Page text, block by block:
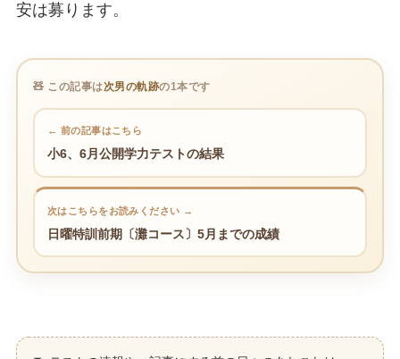
安は募ります。
🧸 この記事は次男の軌跡の1本です
← 前の記事はこちら
小6、6月公開学力テストの結果
次はこちらをお読みください →
日曜特訓前期〔灘コース〕5月までの成績